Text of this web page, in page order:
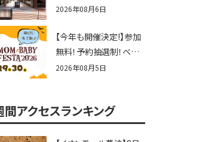
夏休みイベントまとめ！
辛グルメ・フォトコンテス
トまで盛りだくさん！
2026年08月6日
【今年も開催決定!】参加
無料！予約抽選制！ベビ
ーファミリー必見☆入場
2026！親子で楽しもう
♪inピエリ守山
2026年08月5日
間アクセスランキング